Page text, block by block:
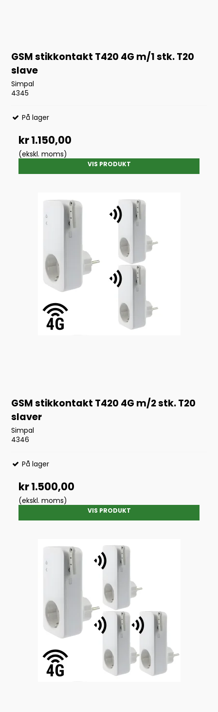
GSM stikkontakt T420 4G m/1 stk. T20
slave
Simpal
4345
På lager
kr 1.150,00
(ekskl. moms)
VIS PRODUKT
GSM stikkontakt T420 4G m/2 stk. T20
slaver
Simpal
4346
På lager
kr 1.500,00
(ekskl. moms)
VIS PRODUKT